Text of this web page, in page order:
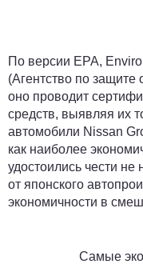
По версии EPA,
(Агентство по
оно проводит
средств, выявляя их
автомобили Nissan
как наиболее
удостоились чести не
от японского
экономичности в
Самые